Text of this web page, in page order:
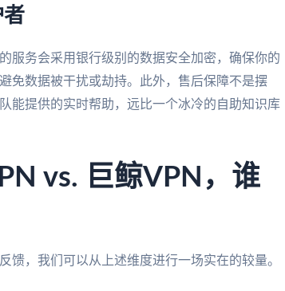
者
服务会采用银行级别的数据安全加密，确保你的
免数据被干扰或劫持。此外，售后保障不是摆
能提供的实时帮助，远比一个冰冷的自助知识库
vs. 巨鲸VPN，谁
馈，我们可以从上述维度进行一场实在的较量。